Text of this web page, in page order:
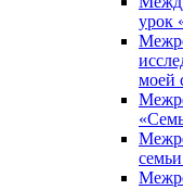
урок
моей